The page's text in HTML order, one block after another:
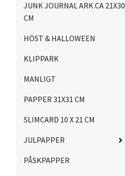
JUNK JOURNAL ARK CA 21X30
CM
HÖST & HALLOWEEN
KLIPPARK
MANLIGT
PAPPER 31X31 CM
SLIMCARD 10 X 21 CM
JULPAPPER
PÅSKPAPPER